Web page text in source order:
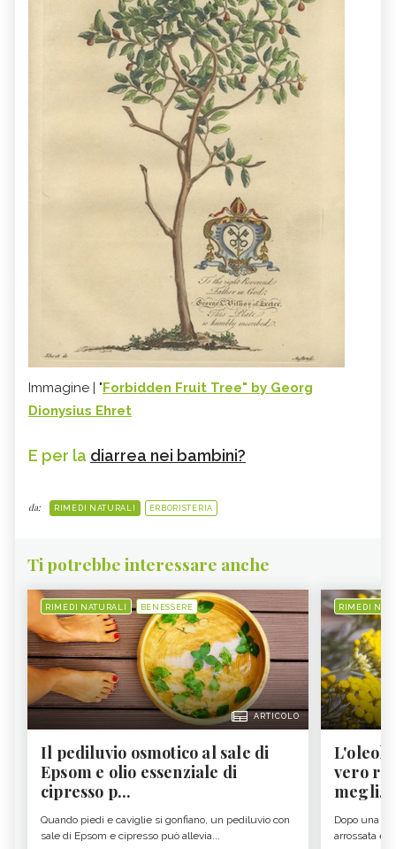
Immagine | "Forbidden Fruit Tree" by Georg
Dionysius Ehret
E per la diarrea nei bambini?
da: RIMEDI NATURALI ERBORISTERIA
Ti potrebbe interessare anche
RIMEDI NATURALI BENESSERE
ARTICOLO
Il pediluvio osmotico al sale di
Epsom e olio essenziale di
cipresso p...
Quando piedi e caviglie si gonfiano, un pediluvio con
sale di Epsom e cipresso può allevia...
RIMEDI
vero re
megli...
Dopo una
arrossata e